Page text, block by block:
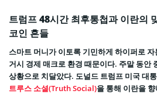
트럼프 48시간 최후통첩과 이란의
코인 흔들
스마트 머니가 이토록 기민하게 하이퍼로
거시 경제 매크로 환경 때문이다. 주말 동안
상황으로 치달았다. 도널드 트럼프 미국 대
트루스 소셜(Truth Social)을 통해 이란을